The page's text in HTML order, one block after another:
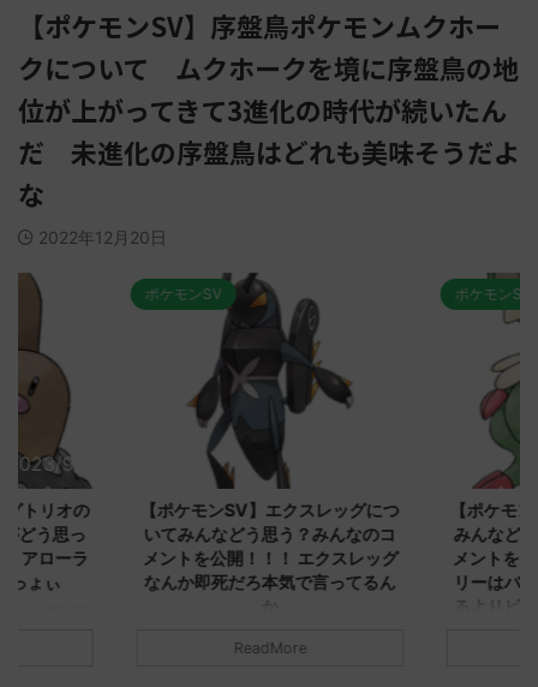
【ポケモンSV】序盤鳥ポケモンムクホー
クについて ムクホークを境に序盤鳥の地
位が上がってきて3進化の時代が続いたん
だ 未進化の序盤鳥はどれも美味そうだよ
な
2022年12月20日
2023/9/8
トリオの
どう思っ
アローラ
っょぃ
ポケモンSV
【ポケモンSV】エクスレッグにつ
いてみんなどう思う？みんなのコ
メントを公開！！！ エクスレッグ
なんか即死だろ本気で言ってるん
う思ってる？ 初めの記事 元のス
ReadMore
ポケモンSV
【ポケモ
みんなど
メントを
リーはバ
るよりビ